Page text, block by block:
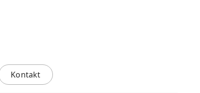
Kontakt